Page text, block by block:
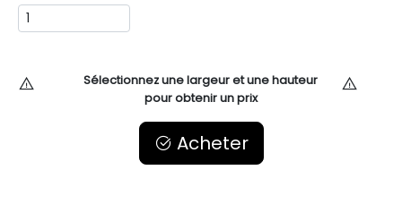
Sélectionnez une largeur et une hauteur
pour obtenir un prix
Acheter